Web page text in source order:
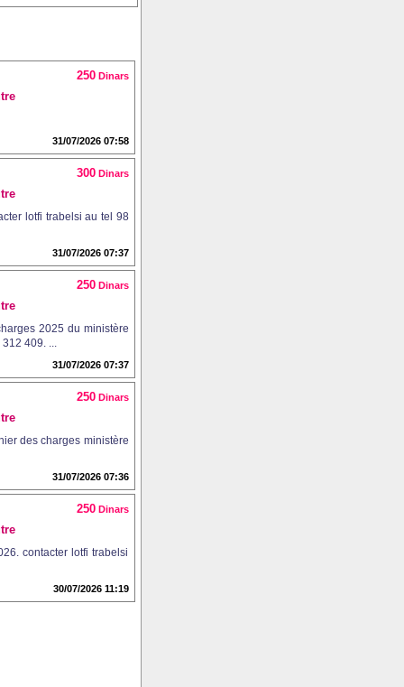
250 Dinars
31/07/2026 07:58
300 Dinars
lotfi trabelsi au tel 98
31/07/2026 07:37
250 Dinars
2025 du ministère
409. ...
31/07/2026 07:37
250 Dinars
des charges ministère
31/07/2026 07:36
250 Dinars
contacter lotfi trabelsi
30/07/2026 11:19